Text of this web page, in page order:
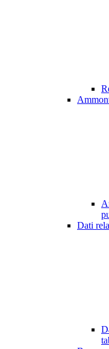
Dati